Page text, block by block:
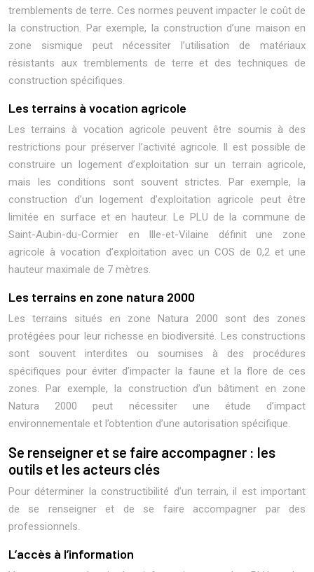
tremblements de terre. Ces normes peuvent impacter le coût de
la construction. Par exemple, la construction d’une maison en
zone sismique peut nécessiter l’utilisation de matériaux
résistants aux tremblements de terre et des techniques de
construction spécifiques.
Les terrains à vocation agricole
Les terrains à vocation agricole peuvent être soumis à des
restrictions pour préserver l’activité agricole. Il est possible de
construire un logement d’exploitation sur un terrain agricole,
mais les conditions sont souvent strictes. Par exemple, la
construction d’un logement d’exploitation agricole peut être
limitée en surface et en hauteur. Le PLU de la commune de
Saint-Aubin-du-Cormier en Ille-et-Vilaine définit une zone
agricole à vocation d’exploitation avec un COS de 0,2 et une
hauteur maximale de 7 mètres.
Les terrains en zone natura 2000
Les terrains situés en zone Natura 2000 sont des zones
protégées pour leur richesse en biodiversité. Les constructions
sont souvent interdites ou soumises à des procédures
spécifiques pour éviter d’impacter la faune et la flore de ces
zones. Par exemple, la construction d’un bâtiment en zone
Natura 2000 peut nécessiter une étude d’impact
environnementale et l’obtention d’une autorisation spécifique.
Se renseigner et se faire accompagner : les
outils et les acteurs clés
Pour déterminer la constructibilité d’un terrain, il est important
de se renseigner et de se faire accompagner par des
professionnels.
L’accès à l’information